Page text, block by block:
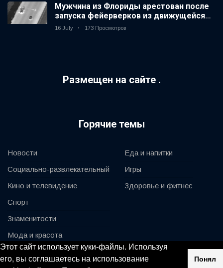
Этот сайт использует куки-файлы. Используя
его, вы соглашаетесь на использование
Понял
Мужчина из Флориды арестован после
запуска фейерверков из движущейся
машины
16 July 173 Просмотров
Размещен на сайте .
Горячие темы
Новости
Социально-развлекательный
Кино и телевидение
Спорт
Знаменитости
Мода и красота
Автомобили и мотор
Еда и напитки
Игры
Здоровье и фитнес